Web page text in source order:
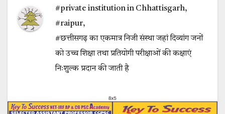
#private institution in Chhattisgarh,
#raipur,
#छत्तीसगढ़ का एकमात्र निजी संस्था जहां दिव्यांग जनों
को उच्च शिक्षा तथा प्रतियोगी परीक्षाओं की कक्षाएं
निःशुल्क प्रदान की जाती है